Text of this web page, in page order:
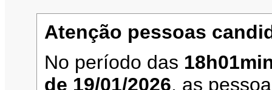
Atenção pessoas
No período das
de 19/01/2026, as